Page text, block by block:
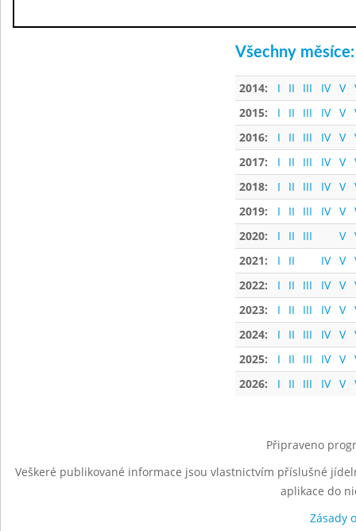
Všechny měsíce:
2014: I II III IV V
2015:
I II III IV V
2016:
I II III IV V
2017:
I II III IV V
2018:
I II III IV V
2019:
I II III IV V
2020:
I II III V
2021:
I II IV V
2022:
I II III IV V
2023:
I II III IV V
2024:
I II III IV V
2025:
I II III IV V
2026:
I II III IV V
Připraveno
Veškeré publikované informace jsou vlastnictvím příslušné
aplikace do
Zásady